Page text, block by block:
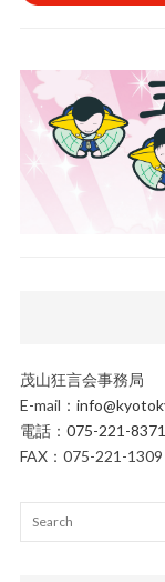
茂山狂言会事務局
E-mail：
電話： 075-221-8371
FAX：075-221-1309